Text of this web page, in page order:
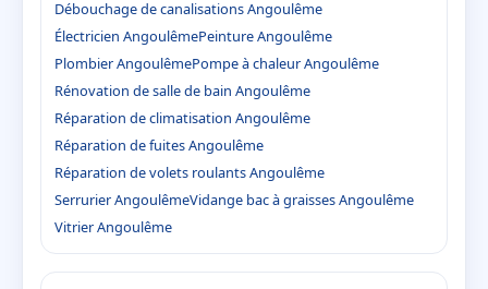
Débouchage de canalisations Angoulême
Électricien AngoulêmePeinture Angoulême
Plombier AngoulêmePompe à chaleur Angoulême
Rénovation de salle de bain Angoulême
Réparation de climatisation Angoulême
Réparation de fuites Angoulême
Réparation de volets roulants Angoulême
Serrurier AngoulêmeVidange bac à graisses Angoulême
Vitrier Angoulême